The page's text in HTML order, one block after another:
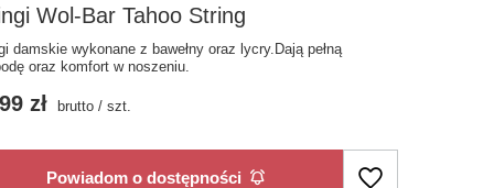
Wol-Bar Tahoo String
damskie wykonane z bawełny oraz lycry.Dają pełną
oraz komfort w noszeniu.
zł brutto /szt.
Powiadom o dostępności